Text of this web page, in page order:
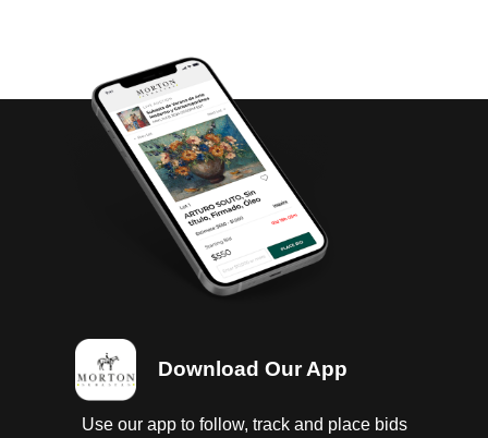
Download Our App
Use our app to follow, track and place bids